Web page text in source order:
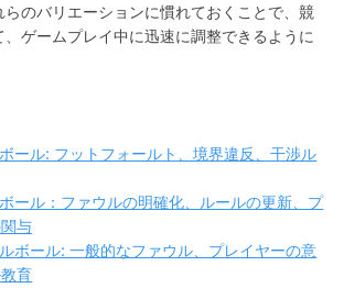
らのバリエーションに慣れておくことで、競
ゲームプレイ中に迅速に調整できるように
ール: フットフォールト、境界違反、干渉ル
ール：ファウルの明確化、ルールの更新、プ
与
ボール: 一般的なファウル、プレイヤーの意
育